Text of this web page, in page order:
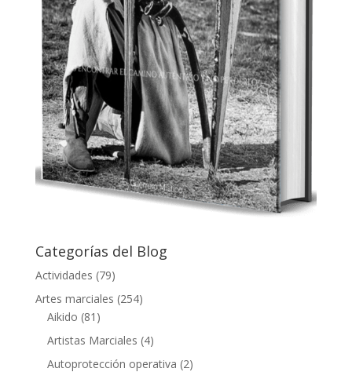
Categorías del Blog
Actividades (79)
Artes marciales (254)
Aikido (81)
Artistas Marciales (4)
Autoprotección operativa (2)